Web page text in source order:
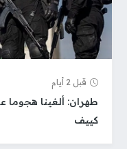
قبل 2 أيام
كييف